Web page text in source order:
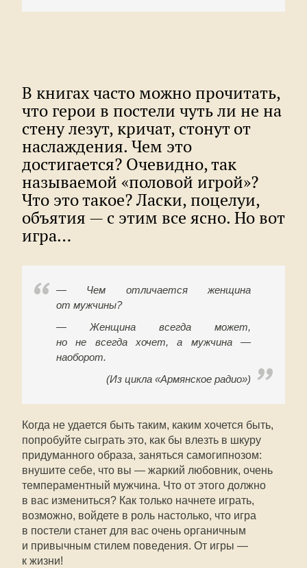
В книгах часто можно прочитать,
что герои в постели чуть ли не на
стену лезут, кричат, стонут от
наслаждения. Чем это
достигается? Очевидно, так
называемой «половой игрой»?
Что это такое? Ласки, поцелуи,
объятия — с этим все ясно. Но вот
игра…
— Чем отличается женщина
от мужчины?
— Женщина всегда может,
но не всегда хочет, а мужчина —
наоборот.
(Из цикла «Армянское радио»)
Когда не удается быть таким, каким хочется быть,
попробуйте сыграть это, как бы влезть в шкуру
придуманного образа, заняться самогипнозом:
внушите себе, что вы — жаркий любовник, очень
темпераментный мужчина. Что от этого должно
в вас измениться? Как только начнете играть,
возможно, войдете в роль настолько, что игра
в постели станет для вас очень органичным
и привычным стилем поведения. От игры —
к жизни!